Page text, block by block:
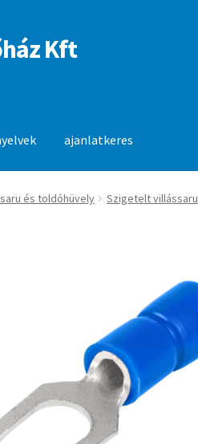
Kft
ajanlatkeres
és toldóhüvely Szigetelt villássaru